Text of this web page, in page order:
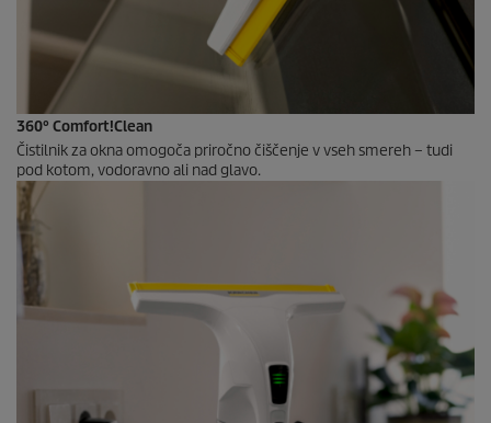
360° Comfort!Clean
Čistilnik za okna omogoča priročno čiščenje v vseh smereh – tudi
pod kotom, vodoravno ali nad glavo.